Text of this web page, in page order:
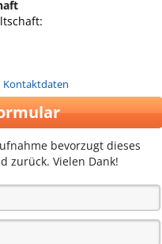
Kontaktdaten
bevorzugt dieses
zurück. Vielen Dank!